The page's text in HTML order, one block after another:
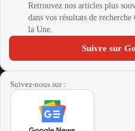
Retrouvez nos articles plus
dans vos résultats de
la Une.
Suivre sur
Suivez-nous sur :